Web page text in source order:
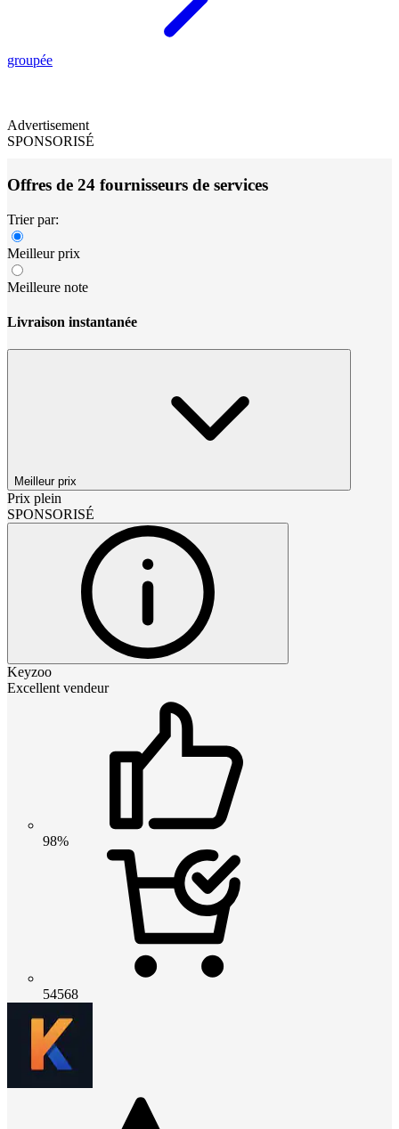
groupée
Advertisement
SPONSORISÉ
Offres de 24 fournisseurs de services
Trier par:
Meilleur prix
Meilleure note
Livraison instantanée
Meilleur prix
Prix plein
SPONSORISÉ
Keyzoo
Excellent vendeur
98%
54568